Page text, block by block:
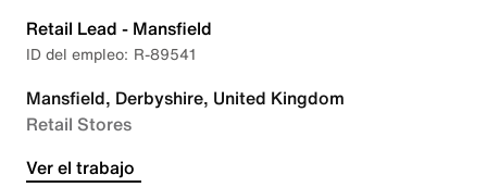
Retail Lead - Mansfield
R-89541
Mansfield, Derbyshire, United Kingdom
Retail Stores
Ver el trabajo